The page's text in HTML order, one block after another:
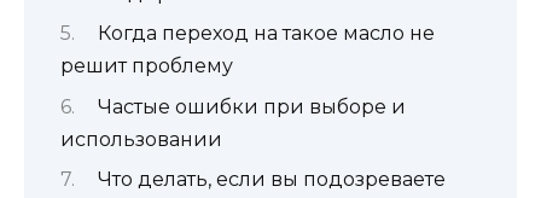
Когда переход на такое масло не
решит проблему
Частые ошибки при выборе и
использовании
Что делать, если вы подозреваете